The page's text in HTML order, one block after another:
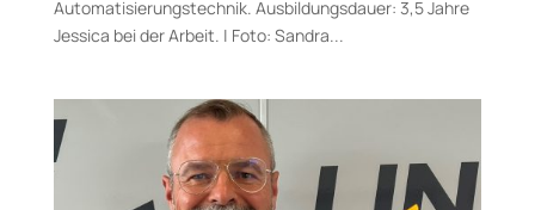
Automatisierungstechnik. Aus­bildungs­dauer: 3,5 Jahre
Jessica bei der Arbeit. | Foto: Sandra...